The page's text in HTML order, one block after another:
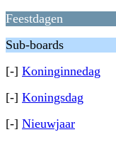
Feestdagen
Sub-boards
[-] Koninginnedag
[-] Koningsdag
[-] Nieuwjaar